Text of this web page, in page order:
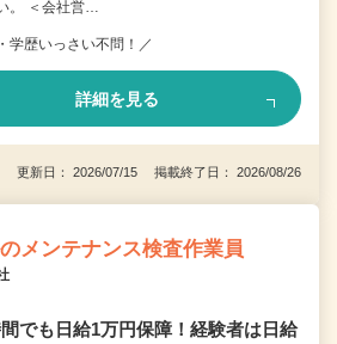
。 ＜会社営…
学歴いっさい不問！／
詳細を見る
更新日： 2026/07/15 掲載終了日： 2026/08/26
メンテナンス検査作業員
でも日給1万円保障！経験者は日給